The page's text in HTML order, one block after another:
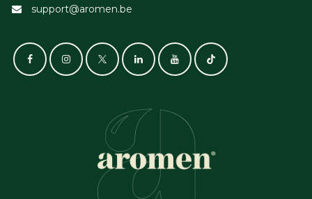
support@aromen.be